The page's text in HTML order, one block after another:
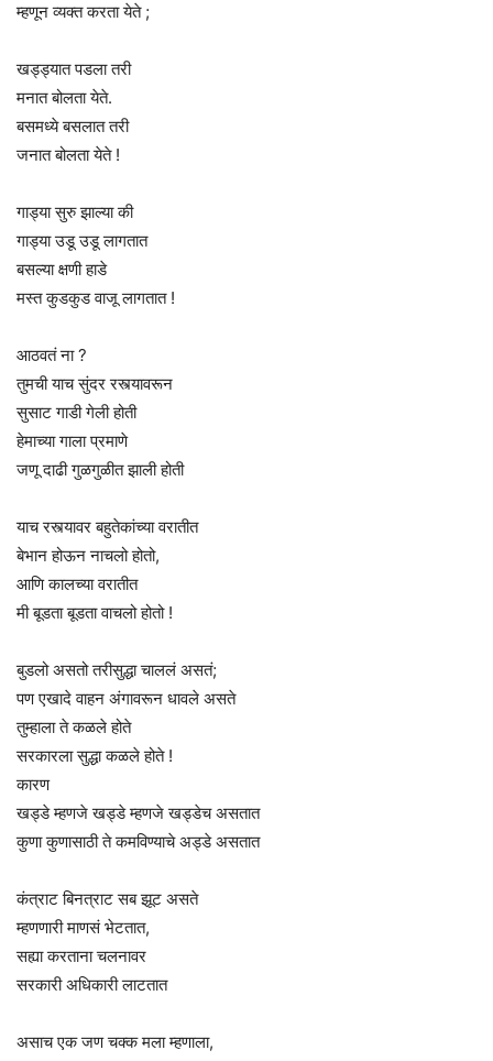
म्हणून व्यक्त करता येते ;
खड्ड्यात पडला तरी
मनात बोलता येते.
बसमध्ये बसलात तरी
जनात बोलता येते !
गाड्या सुरु झाल्या की
गाड्या उडू उडू लागतात
बसल्या क्षणी हाडे
मस्त कुडकुड वाजू लागतात !
आठवतं ना ?
तुमची याच सुंदर रस्त्यावरून
सुसाट गाडी गेली होती
हेमाच्या गाला प्रमाणे
जणू दाढी गुळगुळीत झाली होती
याच रस्त्यावर बहुतेकांच्या वरातीत
बेभान होऊन नाचलो होतो,
आणि कालच्या वरातीत
मी बूडता बूडता वाचलो होतो !
बुडलो असतो तरीसुद्धा चाललं असतं;
पण एखादे वाहन अंगावरून धावले असते
तुम्हाला ते कळले होते
सरकारला सुद्धा कळले होते !
कारण
खड्डे म्हणजे खड्डे म्हणजे खड्डेच असतात
कुणा कुणासाठी ते कमविण्याचे अड्डे असतात
कंत्राट बिनत्राट सब झूट असते
म्हणणारी माणसं भेटतात,
सह्या करताना चलनावर
सरकारी अधिकारी लाटतात
असाच एक जण चक्क मला म्हणाला,